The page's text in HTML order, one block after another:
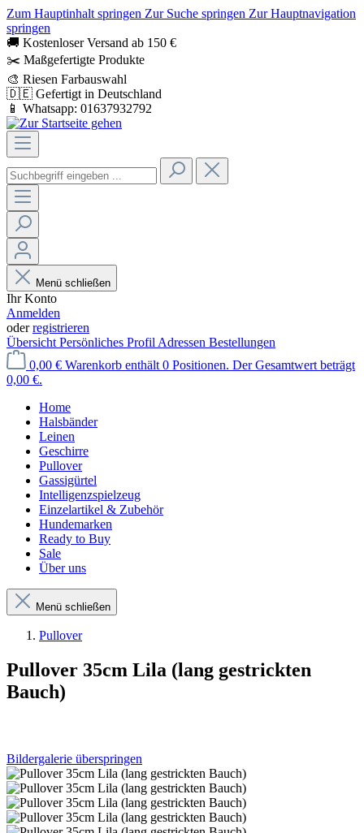
Zum Hauptinhalt springen Zur Suche springen Zur Hauptnavigation
springen
🚚 Kostenloser Versand ab 150 €
✂️ Maßgefertigte Produkte
🎨 Riesen Farbauswahl
🇩🇪 Gefertigt in Deutschland
📱 Whatsapp: 01637932792
Menü schließen
Ihr Konto
Anmelden
oderregistrieren
Übersicht Persönliches Profil Adressen Bestellungen
0,00 € Warenkorb enthält 0 Positionen. Der Gesamtwert beträgt
0,00 €.
Home
Halsbänder
Leinen
Geschirre
Pullover
Gassigürtel
Intelligenzspielzeug
Einzelartikel & Zubehör
Hundemarken
Ready to Buy
Sale
Über uns
Menü schließen
Pullover
Pullover 35cm Lila (lang gestrickten
Bauch)
Bildergalerie überspringen